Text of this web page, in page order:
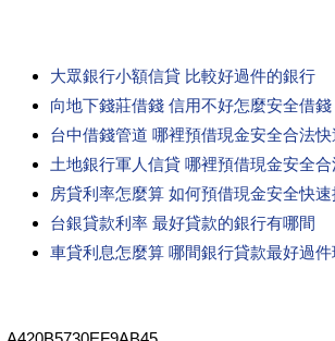
大眾銀行小額信貸 比較好過件的銀行
向地下錢莊借錢 信用不好怎麼安全借錢
台中借錢管道 哪裡預借現金安全合法
土地銀行軍人信貸 哪裡預借現金安全
房貸利率怎麼算 如何預借現金安全快
台銀貸款利率 最好貸款的銀行有哪間
車貸利息怎麼算 哪間銀行貸款最好過